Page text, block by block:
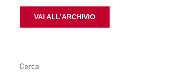
VAI ALL’ARCHIVIO
Cerca